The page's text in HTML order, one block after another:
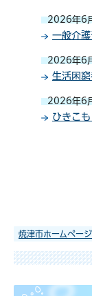
2026年6
一般介
2026年6
生活困
2026年6
ひきこ
焼津市ホームページ